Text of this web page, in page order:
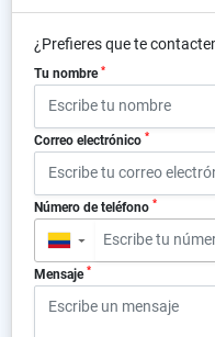
¿Prefieres que te
Tu nombre *
Correo electrónico *
Número de teléfono *
▼
Mensaje *